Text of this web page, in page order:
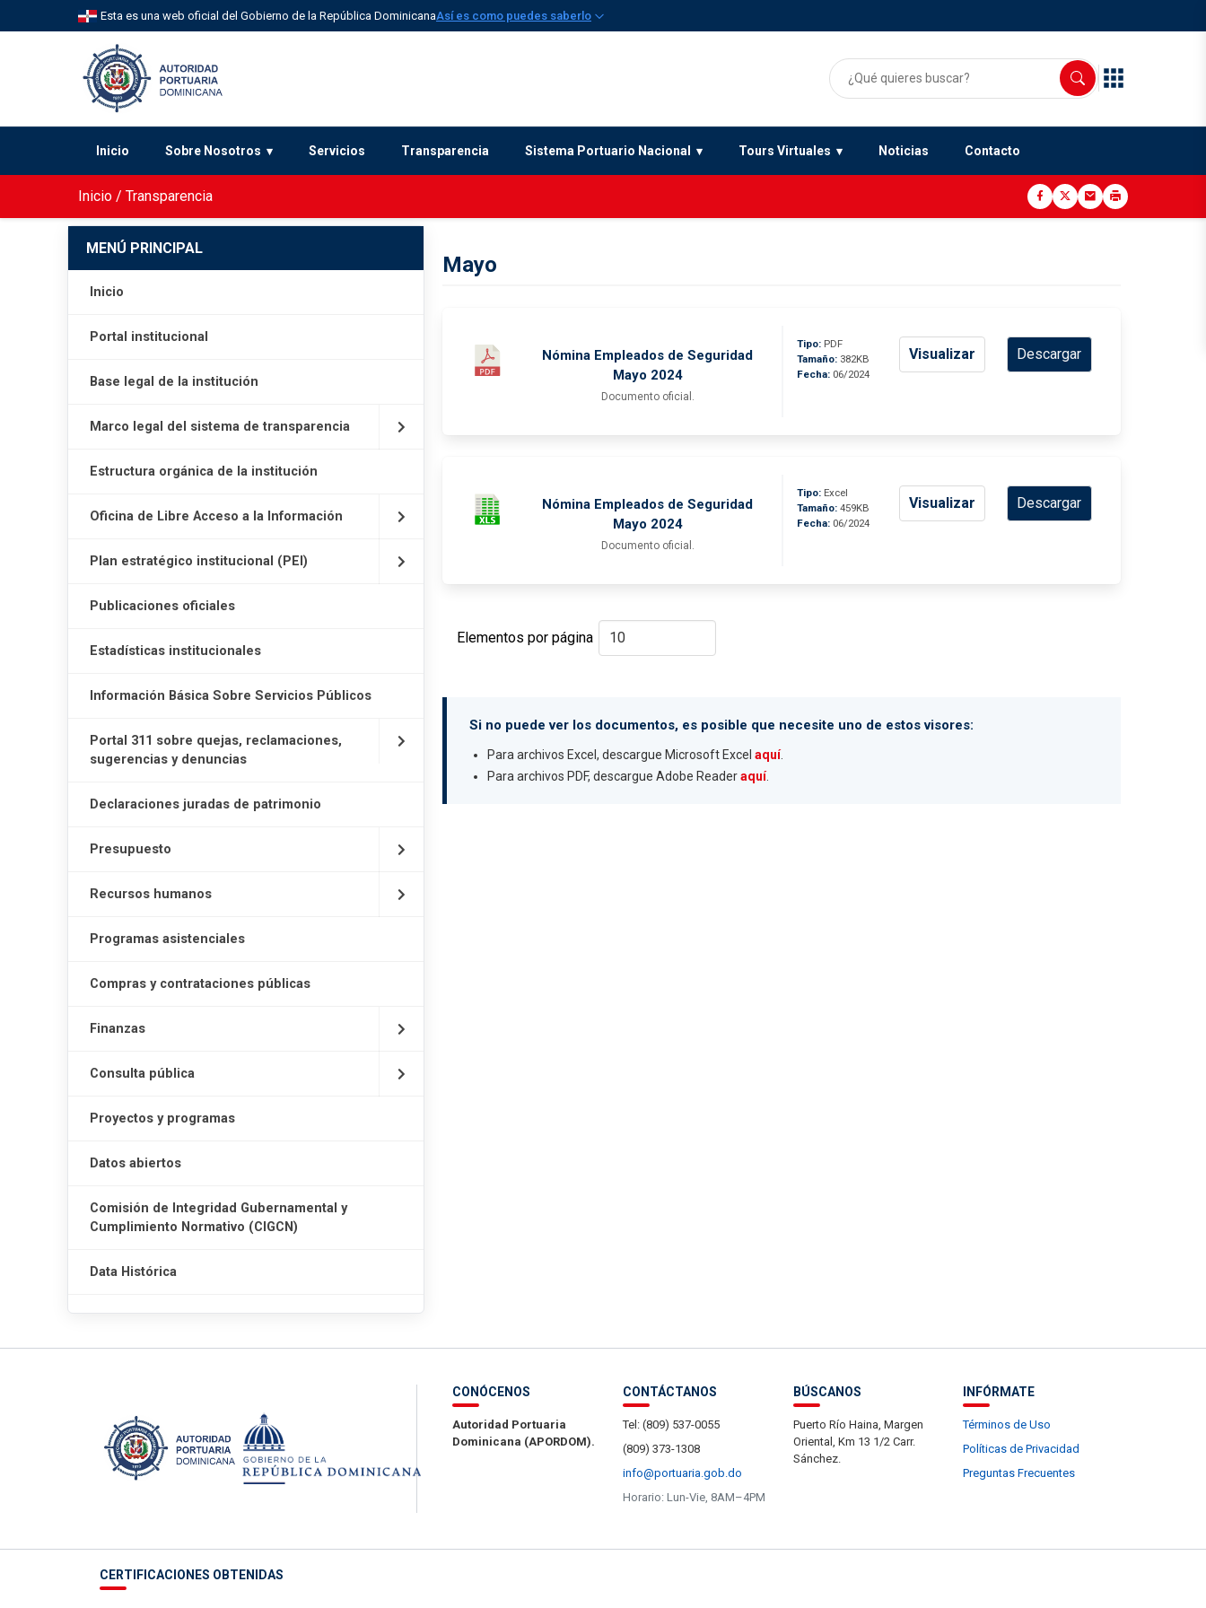
Esta es una web oficial del Gobierno de la República DominicanaAsí es como puedes saberlo
Inicio Sobre Nosotros Servicios Transparencia Sistema Portuario Nacional Tours Virtuales Noticias Contacto
Inicio / Transparencia
MENÚ PRINCIPAL
Inicio
Portal institucional
Base legal de la institución
Marco legal del sistema de transparencia
Estructura orgánica de la institución
Oficina de Libre Acceso a la Información
Plan estratégico institucional (PEI)
Publicaciones oficiales
Estadísticas institucionales
Información Básica Sobre Servicios Públicos
Portal 311 sobre quejas, reclamaciones,
sugerencias y denuncias
Declaraciones juradas de patrimonio
Presupuesto
Recursos humanos
Programas asistenciales
Compras y contrataciones públicas
Finanzas
Consulta pública
Proyectos y programas
Datos abiertos
Comisión de Integridad Gubernamental y
Cumplimiento Normativo (CIGCN)
Data Histórica
Mayo
Nómina Empleados de Seguridad
Mayo 2024
Documento oficial.
Tipo: PDF
Tamaño: 382KB
Fecha: 06/2024
Visualizar Descargar
Nómina Empleados de Seguridad
Mayo 2024
Documento oficial.
Tipo: Excel
Tamaño: 459KB
Fecha: 06/2024
Visualizar Descargar
Elementos por página
Si no puede ver los documentos, es posible que necesite uno de estos visores:
Para archivos Excel, descargue Microsoft Excel aquí.
Para archivos PDF, descargue Adobe Readeraquí.
CONÓCENOS
Autoridad Portuaria
Dominicana (APORDOM).
CONTÁCTANOS
Tel: (809) 537-0055
(809) 373-1308
info@portuaria.gob.do
Horario: Lun-Vie, 8AM–4PM
BÚSCANOS
Puerto Río Haina, Margen
Oriental, Km 13 1/2 Carr.
Sánchez.
INFÓRMATE
Términos de Uso
Políticas de Privacidad
Preguntas Frecuentes
CERTIFICACIONES OBTENIDAS